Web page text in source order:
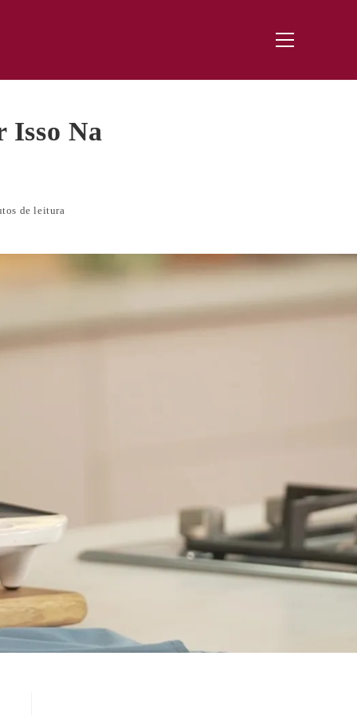
Menu
Isso Na
de leitura